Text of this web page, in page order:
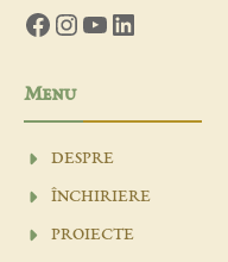
Facebook
Instagram
YouTube
LinkedIn
Menu
DESPRE
ÎNCHIRIERE
PROIECTE